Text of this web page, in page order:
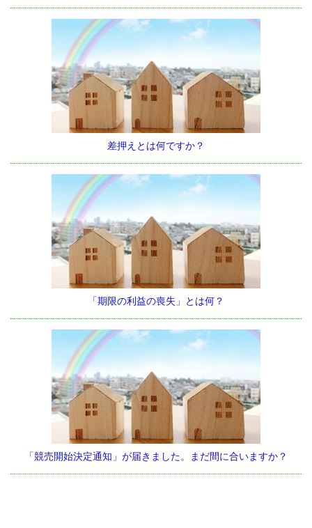
差押えとは何ですか？
「期限の利益の喪失」とは何？
「競売開始決定通知」が届きました。まだ間に合いますか？